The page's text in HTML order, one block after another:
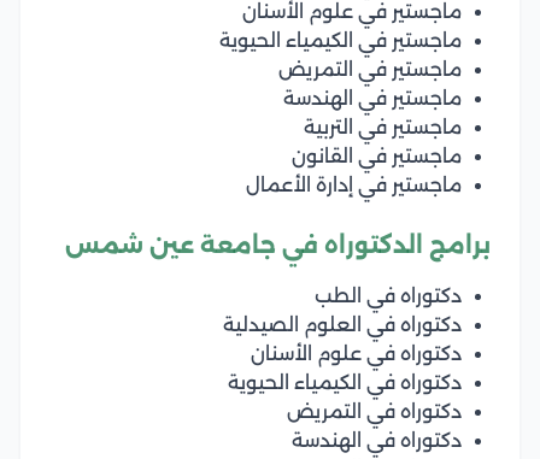
ماجستير في علوم الأسنان
ماجستير في الكيمياء الحيوية
ماجستير في التمريض
ماجستير في الهندسة
ماجستير في التربية
ماجستير في القانون
ماجستير في إدارة الأعمال
برامج الدكتوراه في جامعة عين شمس
دكتوراه في الطب
دكتوراه في العلوم الصيدلية
دكتوراه في علوم الأسنان
دكتوراه في الكيمياء الحيوية
دكتوراه في التمريض
دكتوراه في الهندسة